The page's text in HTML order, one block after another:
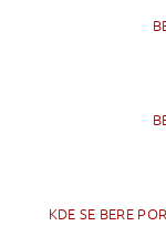
KDE SE BERE